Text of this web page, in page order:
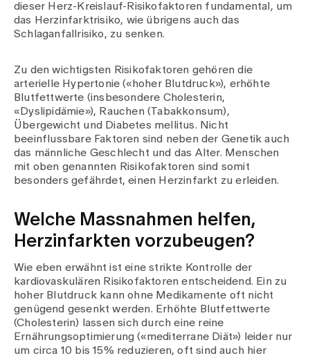
dieser Herz-Kreislauf-Risikofaktoren fundamental, um
das Herzinfarktrisiko, wie übrigens auch das
Schlaganfallrisiko, zu senken.
Zu den wichtigsten Risikofaktoren gehören die
arterielle Hypertonie («hoher Blutdruck»), erhöhte
Blutfettwerte (insbesondere Cholesterin,
«Dyslipidämie»), Rauchen (Tabakkonsum),
Übergewicht und Diabetes mellitus. Nicht
beeinflussbare Faktoren sind neben der Genetik auch
das männliche Geschlecht und das Alter. Menschen
mit oben genannten Risikofaktoren sind somit
besonders gefährdet, einen Herzinfarkt zu erleiden.
Welche Massnahmen helfen,
Herzinfarkten vorzubeugen?
Wie eben erwähnt ist eine strikte Kontrolle der
kardiovaskulären Risikofaktoren entscheidend. Ein zu
hoher Blutdruck kann ohne Medikamente oft nicht
genügend gesenkt werden. Erhöhte Blutfettwerte
(Cholesterin) lassen sich durch eine reine
Ernährungsoptimierung («mediterrane Diät») leider nur
um circa 10 bis 15% reduzieren, oft sind auch hier